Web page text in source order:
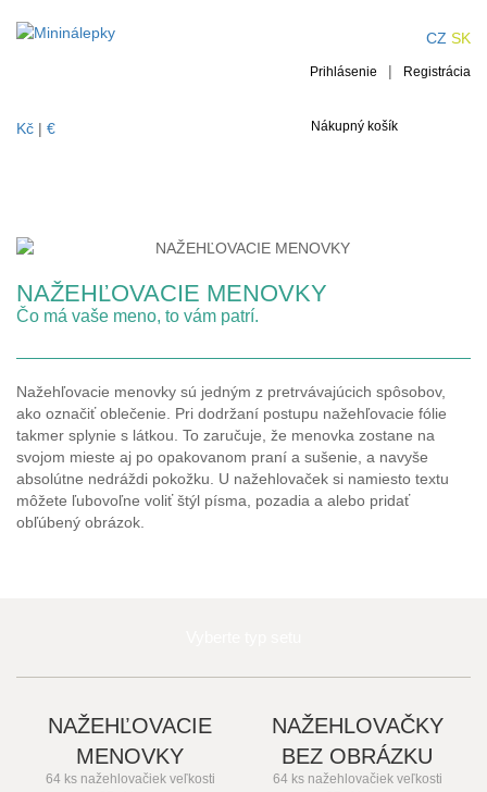
NAŽEHĽOVACIE
CZ SK
Kč | €
Prihlásenie | Registrácia
Nákupný košík
NAŽEHĽOVACIE MENOVKY
Čo má vaše meno, to vám patrí.
Nažehľovacie menovky sú jedným z pretrvávajúcich spôsobov,
ako označiť oblečenie. Pri dodržaní postupu nažehľovacie fólie
takmer splynie s látkou. To zaručuje, že menovka zostane na
svojom mieste aj po opakovanom praní a sušenie, a navyše
absolútne nedráždi pokožku. U nažehlovaček si namiesto textu
môžete ľubovoľne voliť štýl písma, pozadia a alebo pridať
obľúbený obrázok.
NAŽEHĽOVACIE
MENOVKY
64 ks nažehlovačiek veľkosti
NAŽEHLOVAČKY
BEZ OBRÁZKU
64 ks nažehlovačiek veľkosti